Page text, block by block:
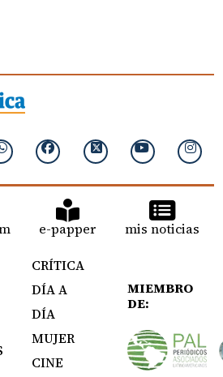
e-papper mis noticias
CRÍTICA
DÍA A
DÍA
MUJER
CINE
MIEMBRO
DE: